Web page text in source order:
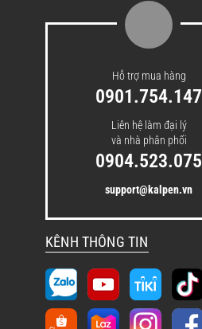
Hỗ trợ mua hàng
0901.754.147
Liên hệ làm đại lý
và nhà phân phối
0904.523.075
support@kalpen.vn
KÊNH THÔNG TIN